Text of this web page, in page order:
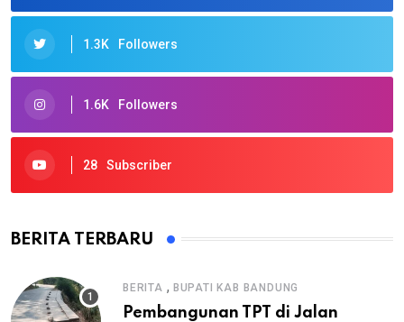
1.3K Followers
1.6K Followers
28 Subscriber
BERITA TERBARU
BERITA , BUPATI KAB BANDUNG
Pembangunan TPT di Jalan